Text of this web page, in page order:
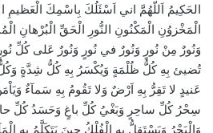
الحَكِيمُ اَللّهُمَّ اني اَسْئَلُكَ بِاسْمِكَ الْعَظيمِ
الْمَخْزوُنِ الْمَكْنُونِ النُّورِ الْحَقِّ الْبُرْهانِ
وَنُورٌ مِنْ نُورٍ وَنُورٌ في نُورٍ وَنُورٌ عَلى كُلِّ
تُضيئ بِهِ كُلُّ ظُلْمَةٍ وَيُكْسَرُ بِهِ كُلُّ شِدَّةٍ
عَنيدٍ لا تَقِرُّ بِهِ اَرْضٌ وَلا تَقُومُ بِهِ سَمآءٌ
سِحْرُ كُلِّ ساحِرٍ وَبَغْيُ كُلِّ باغٍ وَحَسَدُ كُلِّ
وَالْبَحْرُ وَيَسْتَقِلُّ بِهِ الْفُلْكُ حينَ يَتَكَلَّمُ بِهِ